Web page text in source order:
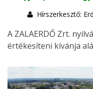
Hírszerkesztő:
A ZALAERDŐ Zrt.
értékesíteni kívánja